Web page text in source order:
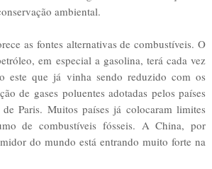
ambiental.
as fontes alternativas de combustíveis. O
em especial a gasolina, terá cada vez
este que já vinha sendo reduzido com os
de gases poluentes adotadas pelos países
Paris. Muitos países já colocaram limites
de combustíveis fósseis. A China, por
do mundo está entrando muito forte na